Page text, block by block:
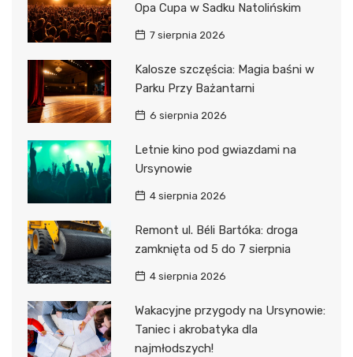
Opa Cupa w Sadku Natolińskim
7 sierpnia 2026
Kalosze szczęścia: Magia baśni w
Parku Przy Bażantarni
6 sierpnia 2026
Letnie kino pod gwiazdami na
Ursynowie
4 sierpnia 2026
Remont ul. Béli Bartóka: droga
zamknięta od 5 do 7 sierpnia
4 sierpnia 2026
Wakacyjne przygody na Ursynowie:
Taniec i akrobatyka dla
najmłodszych!